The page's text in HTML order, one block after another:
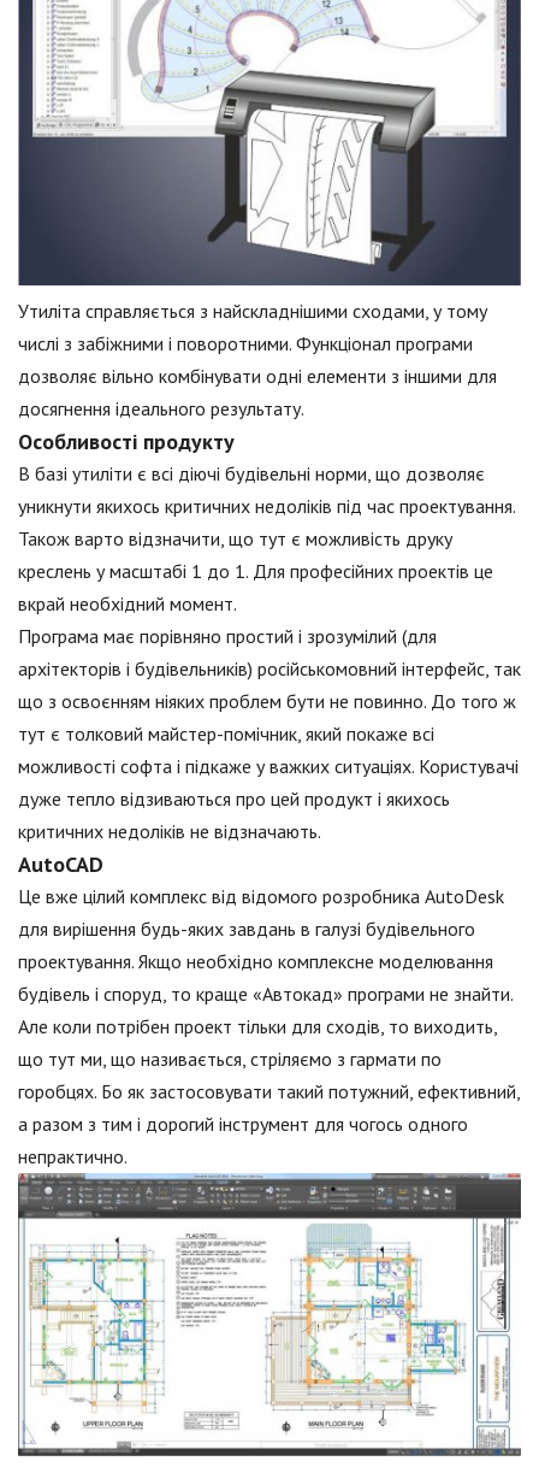
Утиліта справляється з найскладнішими сходами, у тому
числі з забіжними і поворотними. Функціонал програми
дозволяє вільно комбінувати одні елементи з іншими для
досягнення ідеального результату.
Особливості продукту
В базі утиліти є всі діючі будівельні норми, що дозволяє
уникнути якихось критичних недоліків під час проектування.
Також варто відзначити, що тут є можливість друку
креслень у масштабі 1 до 1. Для професійних проектів це
вкрай необхідний момент.
Програма має порівняно простий і зрозумілий (для
архітекторів і будівельників) російськомовний інтерфейс, так
що з освоєнням ніяких проблем бути не повинно. До того ж
тут є толковий майстер-помічник, який покаже всі
можливості софта і підкаже у важких ситуаціях. Користувачі
дуже тепло відзиваються про цей продукт і якихось
критичних недоліків не відзначають.
AutoCAD
Це вже цілий комплекс від відомого розробника AutoDesk
для вирішення будь-яких завдань в галузі будівельного
проектування. Якщо необхідно комплексне моделювання
будівель і споруд, то краще «Автокад» програми не знайти.
Але коли потрібен проект тільки для сходів, то виходить,
що тут ми, що називається, стріляємо з гармати по
горобцях. Бо як застосовувати такий потужний, ефективний,
а разом з тим і дорогий інструмент для чогось одного
непрактично.